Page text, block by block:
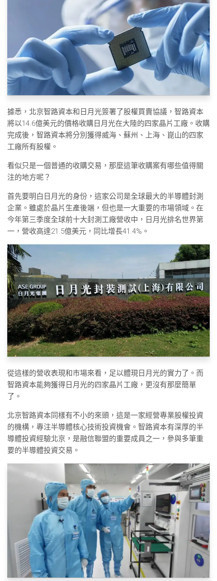
據悉，北京智路資本和日月光簽署了股權買賣協議，智路資本
將以14.6億美元的價格收購日月光在大陸的四家晶片工廠。收購
完成後，智路資本將分別獲得威海、蘇州、上海、崑山的四家
工廠所有股權。
看似只是一個普通的收購交易，那麼這筆收購案有哪些值得關
注的地方呢？
首先要明白日月光的身份，這家公司是全球最大的半導體封測
企業。雖處於晶片生產後端，但也是一大重要的市場領域。在
今年第三季度全球前十大封測工廠營收中，日月光排名世界第
一，營收高達21.5億美元，同比增長41.4%。
從這樣的營收表現和市場來看，足以體現日月光的實力了。而
智路資本能夠獲得日月光的四家晶片工廠，更沒有那麼簡單
了。
北京智路資本同樣有不小的來頭，這是一家經營專業股權投資
的機構，專注半導體核心技術投資機會。智路資本有深厚的半
導體投資經驗北京，是融信聯盟的重要成員之一，參與多筆重
要的半導體投資交易。